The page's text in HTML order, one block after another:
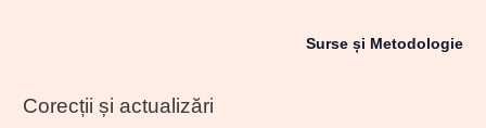
Surse și Metodologie
Corecții și actualizări